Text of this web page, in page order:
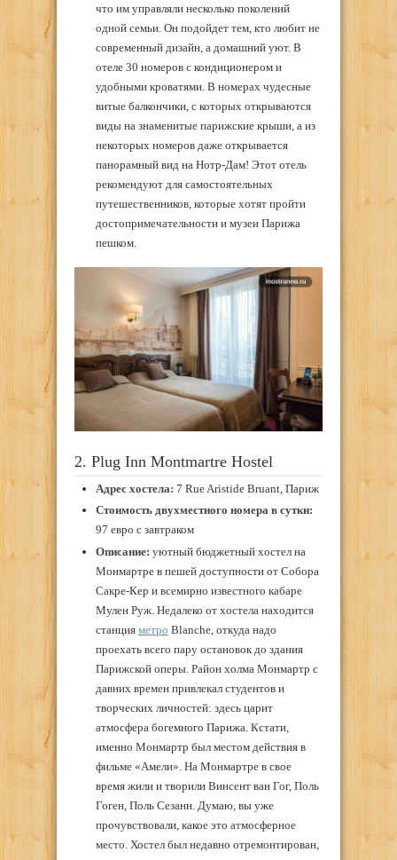
что им управляли несколько поколений
одной семьи. Он подойдет тем, кто любит не
современный дизайн, а домашний уют. В
отеле 30 номеров с кондиционером и
удобными кроватями. В номерах чудесные
витые балкончики, с которых открываются
виды на знаменитые парижские крыши, а из
некоторых номеров даже открывается
панорамный вид на Нотр-Дам! Этот отель
рекомендуют для самостоятельных
путешественников, которые хотят пройти
достопримечательности и музеи Парижа
пешком.
2. Plug Inn Montmartre Hostel
Адрес хостела: 7 Rue Aristide Bruant, Париж
Стоимость двухместного номера в сутки:
97 евро с завтраком
Описание: уютный бюджетный хостел на
Монмартре в пешей доступности от Собора
Сакре-Кер и всемирно известного кабаре
Мулен Руж. Недалеко от хостела находится
станция метро Blanche, откуда надо
проехать всего пару остановок до здания
Парижской оперы. Район холма Монмартр с
давних времен привлекал студентов и
творческих личностей: здесь царит
атмосфера богемного Парижа. Кстати,
именно Монмартр был местом действия в
фильме «Амели». На Монмартре в свое
время жили и творили Винсент ван Гог, Поль
Гоген, Поль Сезанн. Думаю, вы уже
прочувствовали, какое это атмосферное
место. Хостел был недавно отремонтирован,